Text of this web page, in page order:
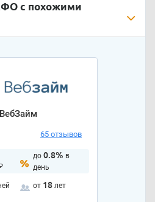
с похожими
ВебЗайм
65 отзывов
до 0.8% в
день
от 18 лет